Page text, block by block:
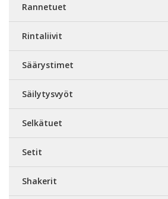
Rannetuet
Rintaliivit
Säärystimet
Säilytysvyöt
Selkätuet
Setit
Shakerit